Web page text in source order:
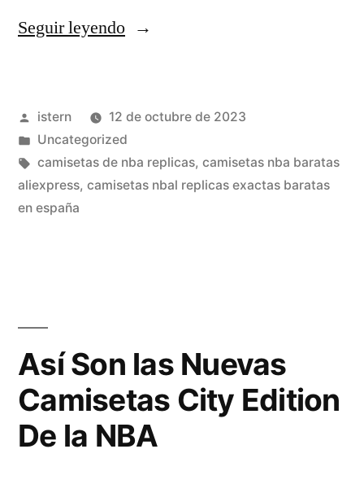
Seguir leyendo«camiseta
Publicado
por
istern
12 de octubre de 2023
Publicado
en
Uncategorized
Etiquetas:
camisetas de nba replicas, camisetas nba baratas
aliexpress, camisetas nbal replicas exactas baratas
en españa
Así Son las Nuevas
Camisetas City Edition
De la NBA